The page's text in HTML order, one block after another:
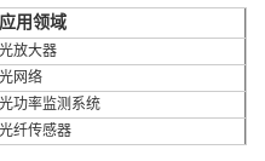
应用领域
光放大器
光网络
光功率监测系统
光纤传感器